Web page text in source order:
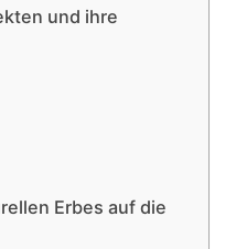
und ihre
Erbes auf die